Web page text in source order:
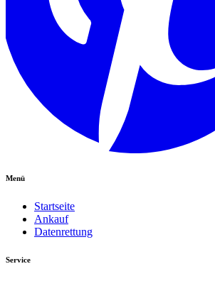
Menü
Startseite
Ankauf
Datenrettung
Service